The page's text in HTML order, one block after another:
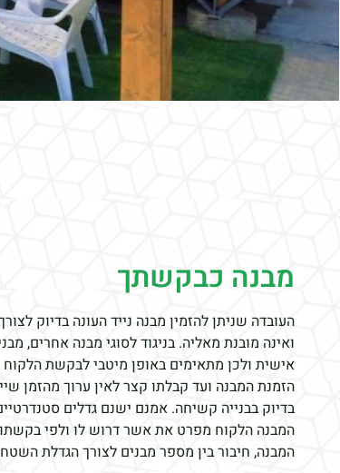
מבנה כבקשתך
העובדה שניתן להזמין מבנה נייד העונה בדיוק
ואינה מובנת מאליה. בניגוד לסוגי מבנה אחרים,
אישית ולכן מתאימים באופן מיטבי לבקשת הלקוח
הזמנת המבנה ועד קבלתו קצר לאין ערוך מהזמן
בדיוק בבנייה קשיחה. אמנם ישנם גדלים
המבנה הלקוח מפרט את אשר דרוש לו ולפי
המבנה, חיבור בין מספר מבנים לצורך הגדלת השטח